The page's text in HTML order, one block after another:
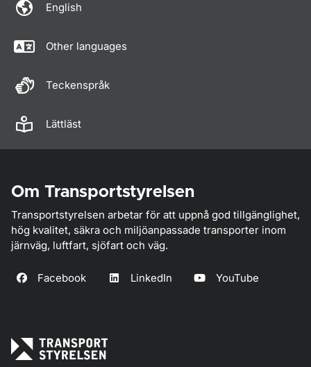
English
Other languages
Teckenspråk
Lättläst
Om Transportstyrelsen
Transportstyrelsen arbetar för att uppnå god tillgänglighet,
hög kvalitet, säkra och miljöanpassade transporter inom
järnväg, luftfart, sjöfart och väg.
Facebook LinkedIn YouTube